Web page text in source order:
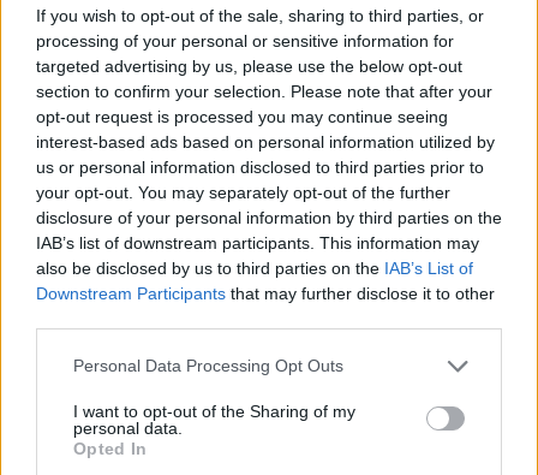
If you wish to opt-out of the sale, sharing to third parties, or
processing of your personal or sensitive information for
targeted advertising by us, please use the below opt-out
section to confirm your selection. Please note that after your
opt-out request is processed you may continue seeing
interest-based ads based on personal information utilized by
us or personal information disclosed to third parties prior to
your opt-out. You may separately opt-out of the further
disclosure of your personal information by third parties on the
IAB’s list of downstream participants. This information may
also be disclosed by us to third parties on the IAB’s List of
Downstream Participants that may further disclose it to other
Please note that this website/app uses one or more Google
not limited to your visit or usage behaviour. You may click to
grant or deny consent to Google and its third-party tags to
use your data for below specified purposes in below Google
Personal Data Processing Opt Outs
I want to opt-out of the Sharing of my
personal data.
Opted In
igény van a minibölcsődére. A bölcsődei helyekre már most
túljelentkezés…
TOVÁBB OLVASOM
JNSZ megyei hírek kardos veronika,minibölcsőde,pusztamonostor
Halálos baleset Pusztamonostornál
2022.09.18. Kiss Lajos
Egy személyautó gázolt
kimenetelű közúti
közlekedési baleset
történt a 32-es főút 17.